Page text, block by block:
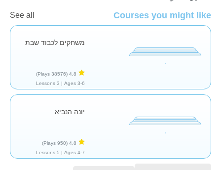
Courses you might like
See all
משחקים לכבוד שבת
4,8
(38576 Plays)
Ages 3-6 |
3 Lessons
יונה הנביא
4,8
(950 Plays)
Ages 4-7 |
5 Lessons